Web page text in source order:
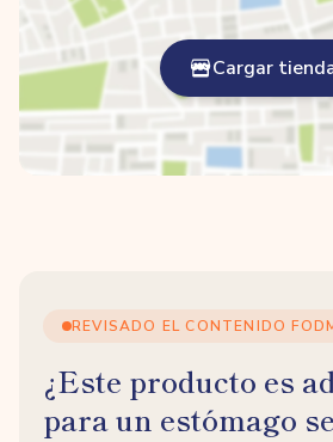
Cargar
REVISADO EL CONTENIDO
¿Este producto es
para un estómago